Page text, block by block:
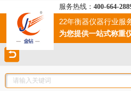
服务热线：400-664-
22年衡器仪器行业服
为您提供一站式称重